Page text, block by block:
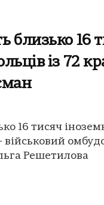
близько 16
із 72
16 тисяч
військовий
Решетилова